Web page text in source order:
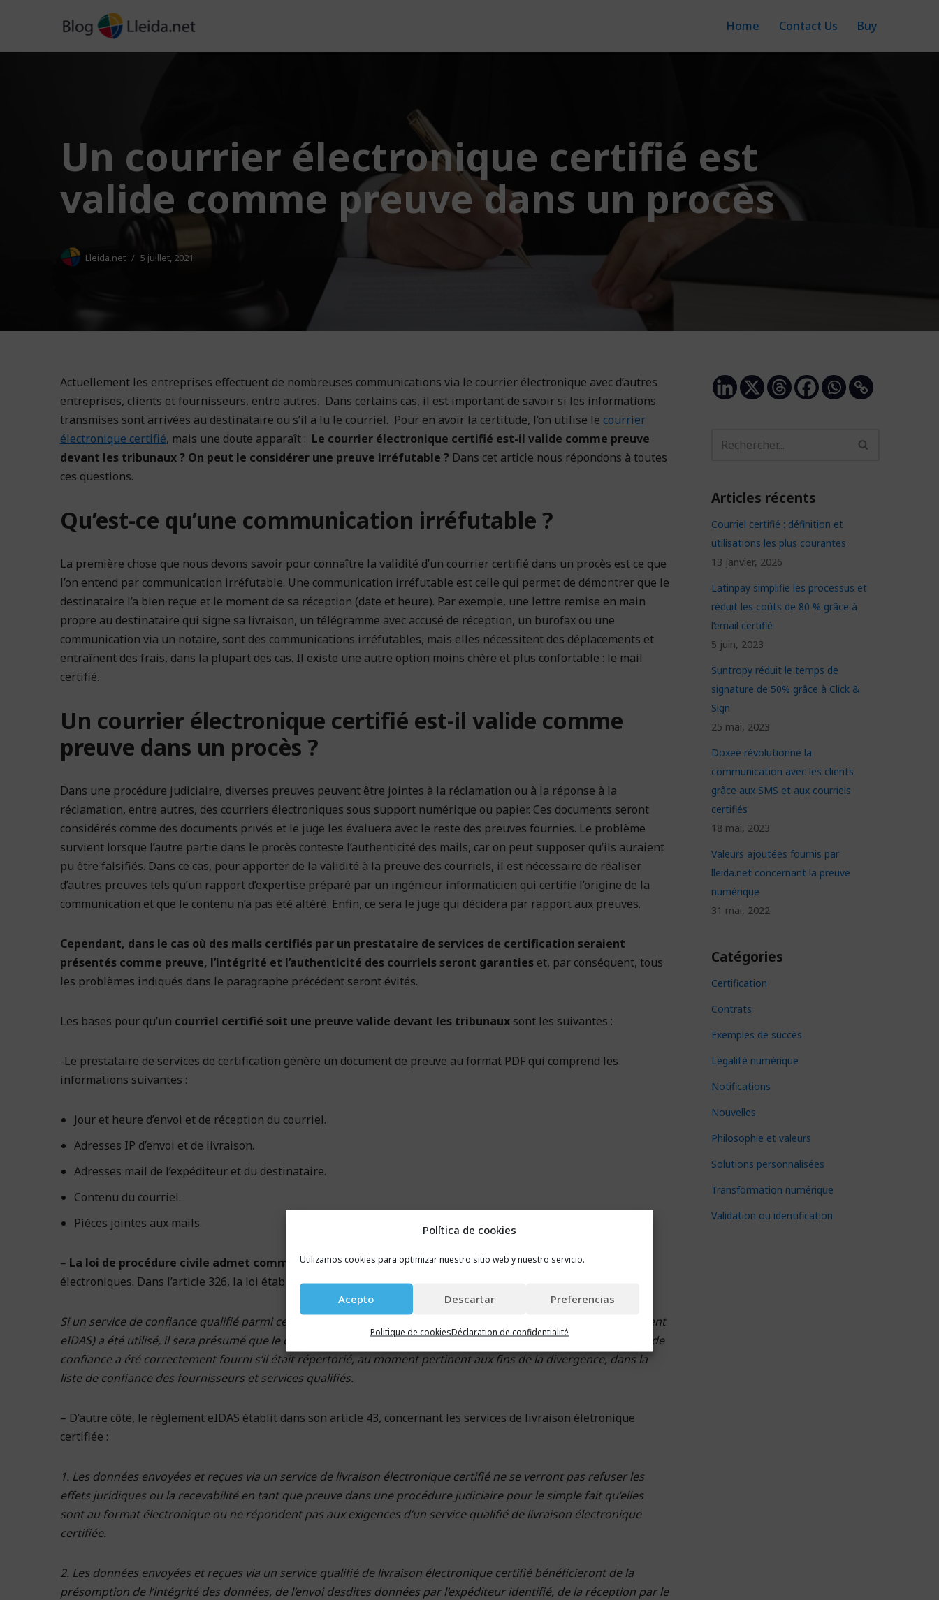
Política de cookies
Utilizamos cookies para optimizar nuestro sitio web y nuestro servicio.
Acepto Descartar Preferencias
Politique de cookiesDéclaration de confidentialité
Home Contact Us Buy
Un courrier électronique certifié est
valide comme preuve dans un procès
Lleida.net 5 juillet, 2021
Actuellement les entreprises effectuent de nombreuses communications via le courrier électronique avec d’autres
entreprises, clients et fournisseurs, entre autres. Dans certains cas, il est important de savoir si les informations
transmises sont arrivées au destinataire ou s’il a lu le courriel. Pour en avoir la certitude, l’on utilise le courrier
électronique certifié, mais une doute apparaît : Le courrier électronique certifié est-il valide comme preuve
devant les tribunaux ? On peut le considérer une preuve irréfutable ? Dans cet article nous répondons à toutes
ces questions.
Qu’est-ce qu’une communication irréfutable ?
La première chose que nous devons savoir pour connaître la validité d’un courrier certifié dans un procès est ce que
l’on entend par communication irréfutable. Une communication irréfutable est celle qui permet de démontrer que le
destinataire l’a bien reçue et le moment de sa réception (date et heure). Par exemple, une lettre remise en main
propre au destinataire qui signe sa livraison, un télégramme avec accusé de réception, un burofax ou une
communication via un notaire, sont des communications irréfutables, mais elles nécessitent des déplacements et
entraînent des frais, dans la plupart des cas. Il existe une autre option moins chère et plus confortable : le mail
certifié.
Un courrier électronique certifié est-il valide comme
preuve dans un procès ?
Dans une procédure judiciaire, diverses preuves peuvent être jointes à la réclamation ou à la réponse à la
réclamation, entre autres, des courriers électroniques sous support numérique ou papier. Ces documents seront
considérés comme des documents privés et le juge les évaluera avec le reste des preuves fournies. Le problème
survient lorsque l’autre partie dans le procès conteste l’authenticité des mails, car on peut supposer qu’ils auraient
pu être falsifiés. Dans ce cas, pour apporter de la validité à la preuve des courriels, il est nécessaire de réaliser
d’autres preuves tels qu’un rapport d’expertise préparé par un ingénieur informaticien qui certifie l’origine de la
communication et que le contenu n’a pas été altéré. Enfin, ce sera le juge qui décidera par rapport aux preuves.
Cependant, dans le cas où des mails certifiés par un prestataire de services de certification seraient
présentés comme preuve, l’intégrité et l’authenticité des courriels seront garanties et, par conséquent, tous
les problèmes indiqués dans le paragraphe précédent seront évités.
Les bases pour qu’un courriel certifié soit une preuve valide devant les tribunauxsont les suivantes :
-Le prestataire de services de certification génère un document de preuve au format PDF qui comprend les
informations suivantes :
Jour et heure d’envoi et de réception du courriel.
Adresses IP d’envoi et de livraison.
Adresses mail de l’expéditeur et du destinataire.
Contenu du courriel.
Pièces jointes aux mails.
– La loi de procédure civile admet comme preuve les documents privéset, parmi eux, les communications
électroniques. Dans l’article 326, la loi établit ce qui suit :
Si un service de confiance qualifié parmi ceux prévus dans le règlement cité dans la section précédente (règlement
eIDAS) a été utilisé, il sera présumé que le document répond à la caractéristique mise en cause et que le service de
confiance a été correctement fourni s’il était répertorié, au moment pertinent aux fins de la divergence, dans la
liste de confiance des fournisseurs et services qualifiés.
– D’autre côté, le règlement eIDAS établit dans son article 43, concernant les services de livraison életronique
certifiée :
1. Les données envoyées et reçues via un service de livraison électronique certifié ne se verront pas refuser les
effets juridiques ou la recevabilité en tant que preuve dans une procédure judiciaire pour le simple fait qu’elles
sont au format électronique ou ne répondent pas aux exigences d’un service qualifié de livraison électronique
certifiée.
2. Les données envoyées et reçues via un service qualifié de livraison électronique certifié bénéficieront de la
présomption de l’intégrité des données, de l’envoi desdites données par l’expéditeur identifié, de la réception par le
Articles récents
Courriel certifié : définition et
utilisations les plus courantes
13 janvier, 2026
Latinpay simplifie les processus et
réduit les coûts de 80 % grâce à
l’email certifié
5 juin, 2023
Suntropy réduit le temps de
signature de 50% grâce à Click &
Sign
25 mai, 2023
Doxee révolutionne la
communication avec les clients
grâce aux SMS et aux courriels
certifiés
18 mai, 2023
Valeurs ajoutées fournis par
lleida.net concernant la preuve
numérique
31 mai, 2022
Catégories
Certification
Contrats
Exemples de succès
Légalité numérique
Notifications
Nouvelles
Philosophie et valeurs
Solutions personnalisées
Transformation numérique
Validation ou identification